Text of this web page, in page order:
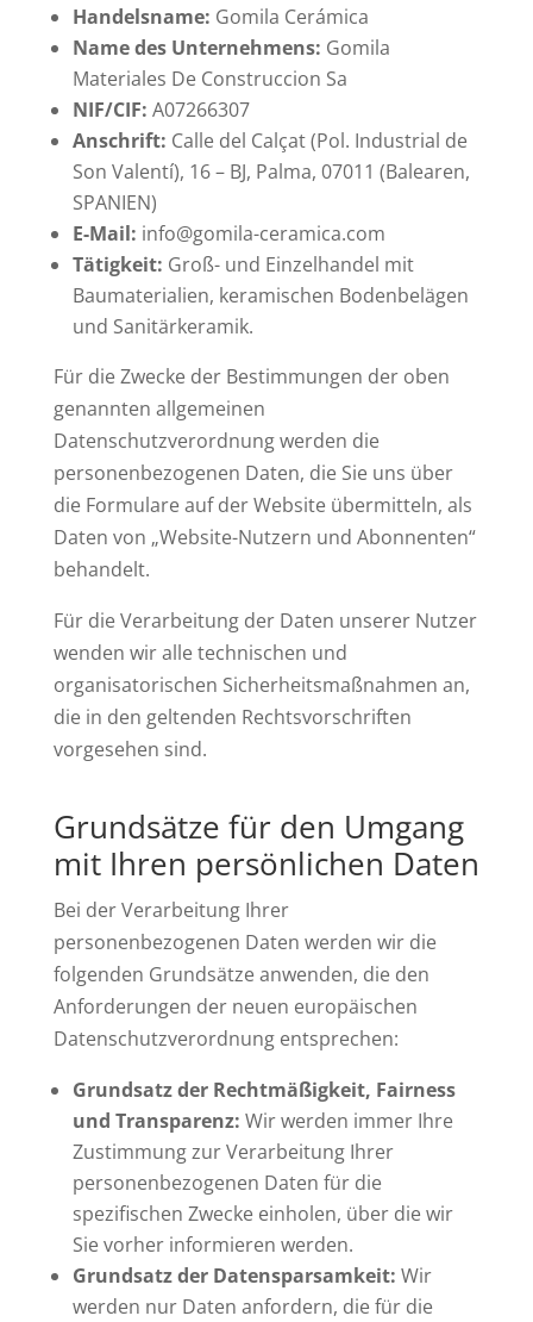
Handelsname: Gomila Cerámica
Name des Unternehmens: Gomila
Materiales De Construccion Sa
NIF/CIF: A07266307
Anschrift: Calle del Calçat (Pol. Industrial de
Son Valentí), 16 – BJ, Palma, 07011 (Balearen,
SPANIEN)
E-Mail: info@gomila-ceramica.com
Tätigkeit: Groß- und Einzelhandel mit
Baumaterialien, keramischen Bodenbelägen
und Sanitärkeramik.
Für die Zwecke der Bestimmungen der oben
genannten allgemeinen
Datenschutzverordnung werden die
personenbezogenen Daten, die Sie uns über
die Formulare auf der Website übermitteln, als
Daten von „Website-Nutzern und Abonnenten“
behandelt.
Für die Verarbeitung der Daten unserer Nutzer
wenden wir alle technischen und
organisatorischen Sicherheitsmaßnahmen an,
die in den geltenden Rechtsvorschriften
vorgesehen sind.
Grundsätze für den Umgang
mit Ihren persönlichen Daten
Bei der Verarbeitung Ihrer
personenbezogenen Daten werden wir die
folgenden Grundsätze anwenden, die den
Anforderungen der neuen europäischen
Datenschutzverordnung entsprechen:
Grundsatz der Rechtmäßigkeit, Fairness
und Transparenz: Wir werden immer Ihre
Zustimmung zur Verarbeitung Ihrer
personenbezogenen Daten für die
spezifischen Zwecke einholen, über die wir
Sie vorher informieren werden.
Grundsatz der Datensparsamkeit: Wir
werden nur Daten anfordern, die für die